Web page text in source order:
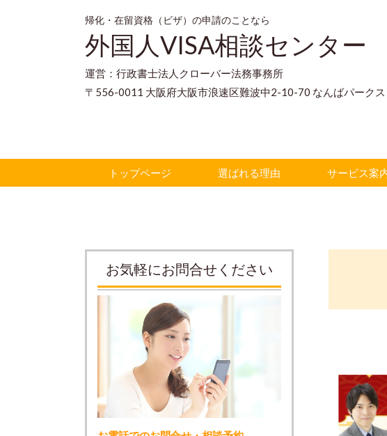
帰化・在留資格（ビザ）の申請のことなら
外国人VISA相談センター
運営：行政書士法人クローバー法務事務所
〒556-0011 大阪府大阪市浪速区難波中2-10-70 なんばパーク
トップページ 選ばれる理由 サービス案
お気軽にお問合せください